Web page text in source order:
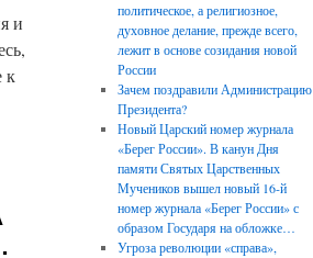
и
к
политическое, а религиозное,
духовное делание, прежде всего,
лежит в основе созидания новой
России
Зачем поздравили Администрацию
Президента?
Новый Царский номер журнала
«Берег России». В канун Дня
памяти Святых Царственных
Мучеников вышел новый 16-й
номер журнала «Берег России» с
образом Государя на обложке…
Угроза революции «справа»,